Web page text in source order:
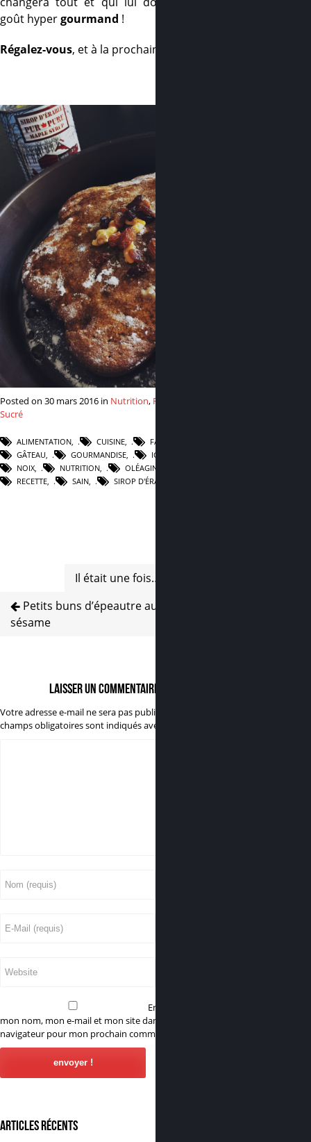
goût hypergourmand !
Régalez-vous, et à la prochaine
Posted on 30 mars 2016 in Nutrition, Recettes
Sucré
ALIMENTATION CUISINE FAIT MAISON
GÂTEAU, GOURMANDISE, IG BAS
NOIX, NUTRITION, OLÉAGINEUX
RECETTE, SAIN, SIROP D'ÉRABLE
Il était une fois… Zia
Petits buns d’épeautre au
sésame
Laisser un commentaire
Votre adresse e-mail ne sera pas publiée.
champs obligatoires sont indiqués avec
Enregistrer
mon nom, mon e-mail et mon site dans le
navigateur pour mon prochain commentaire.
Articles récents